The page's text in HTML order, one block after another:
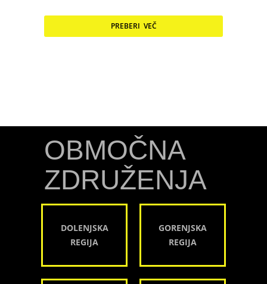
PREBERI VEČ
OBMOČNA
ZDRUŽENJA
DOLENJSKA
REGIJA
GORENJSKA
REGIJA